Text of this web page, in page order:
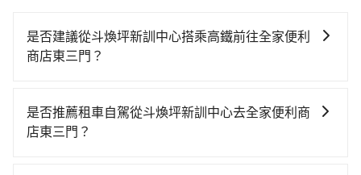
是否建議從斗煥坪新訓中心搭乘高鐵前往全家便利
商店東三門？
門，高鐵較貴、費時、轉車麻煩，且難叫計程車前往高
鐵站！從最早06:24一直到23:00，苗栗-台北一天最多有
是否推薦租車自駕從斗煥坪新訓中心去全家便利商
店東三門？